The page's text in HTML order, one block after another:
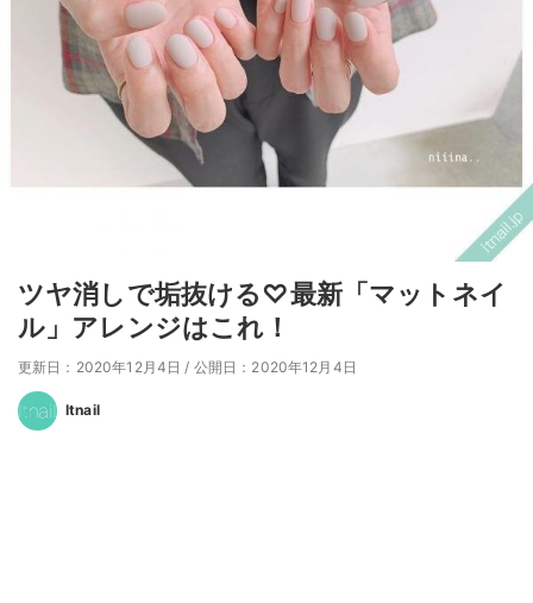
ツヤ消しで垢抜ける♡最新「マットネイ
ル」アレンジはこれ！
更新日：2020年12月4日 / 公開日：2020年12月4日
Itnail